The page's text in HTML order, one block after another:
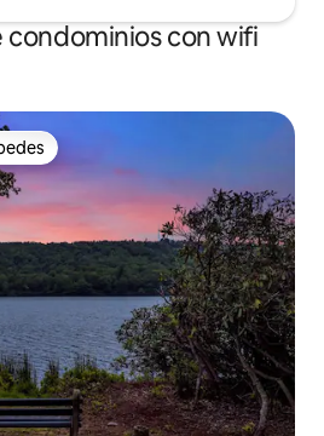
condominios con wifi
entre huéspedes